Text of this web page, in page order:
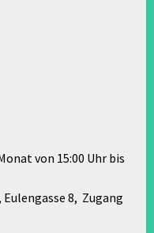
von 15:00 Uhr bis
Eulengasse 8, Zugang